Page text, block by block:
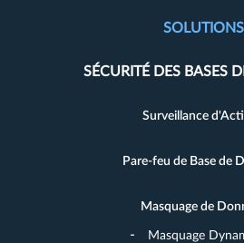
SOLUTIONS
SÉCURITÉ DES BASES
Surveillance
Pare-feu de Base de
Masquage de
Masquage